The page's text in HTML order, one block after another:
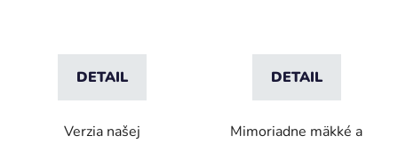
DETAIL
Verzia našej
DETAIL
Mimoriadne mäkké a